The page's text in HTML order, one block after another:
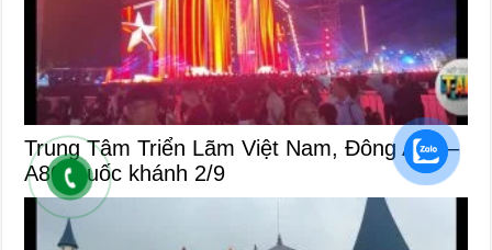
Trung Tâm Triển Lãm Việt Nam, Đông Anh –
A80 Quốc khánh 2/9